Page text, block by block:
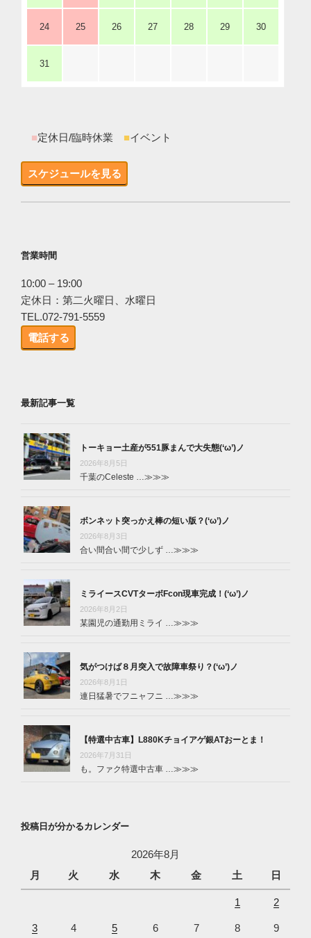
24 25 26 27 28 29 30
31
■定休日/臨時休業 ■イベント
スケジュールを見る
営業時間
10:00 – 19:00
定休日：第二火曜日、水曜日
TEL.072-791-5559
電話する
最新記事一覧
トーキョー土産が551豚まんで大失態(‘ω’)ノ
2026年8月5日
千葉のCeleste …≫≫≫
ボンネット突っかえ棒の短い版？(‘ω’)ノ
2026年8月3日
合い間合い間で少しず …≫≫≫
ミライースCVTターボFcon現車完成！(‘ω’)ノ
2026年8月2日
某園児の通勤用ミライ …≫≫≫
気がつけば８月突入で故障車祭り？(‘ω’)ノ
2026年8月1日
連日猛暑でフニャフニ …≫≫≫
【特選中古車】L880Kチョイアゲ銀ATおーとま！
2026年7月31日
も。ファク特選中古車 …≫≫≫
投稿日が分かるカレンダー
2026年8月
月
火 水 木 金 土 日
1 2
3 4 5 6 7 8 9